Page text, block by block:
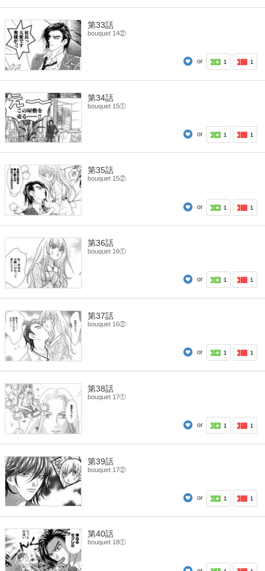
第33話
bouquet 14②
or 1 1
第34話
bouquet 15①
or 1 1
第35話
bouquet 15②
or 1 1
第36話
bouquet 16①
or 1 1
第37話
bouquet 16②
or 1 1
第38話
bouquet 17①
or 1 1
第39話
bouquet 17②
or 1 1
第40話
bouquet 18①